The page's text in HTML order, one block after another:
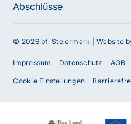
Abschlüsse
© 2026 bfi Steiermark |Website
Impressum Datenschutz AGB
Cookie Einstellungen